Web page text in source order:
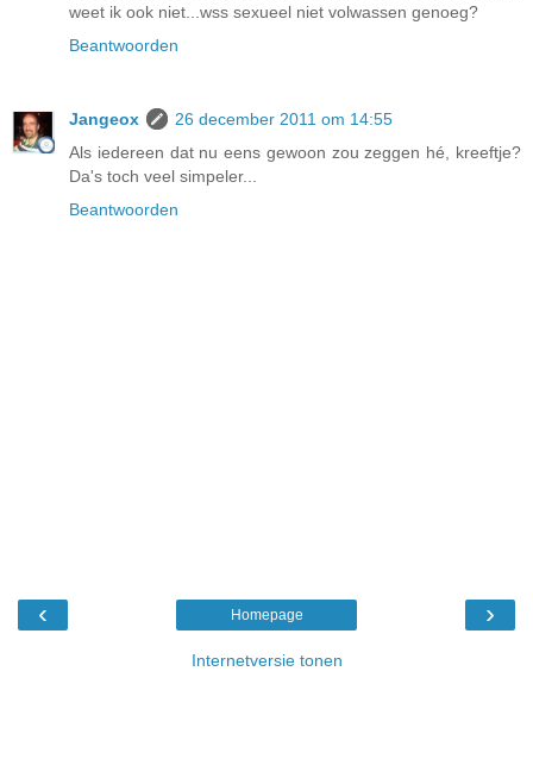
weet ik ook niet...wss sexueel niet volwassen genoeg?
Beantwoorden
Jangeox
26 december 2011 om 14:55
Als iedereen dat nu eens gewoon zou zeggen hé, kreeftje?
Da's toch veel simpeler...
Beantwoorden
‹ ›
Homepage
Internetversie tonen